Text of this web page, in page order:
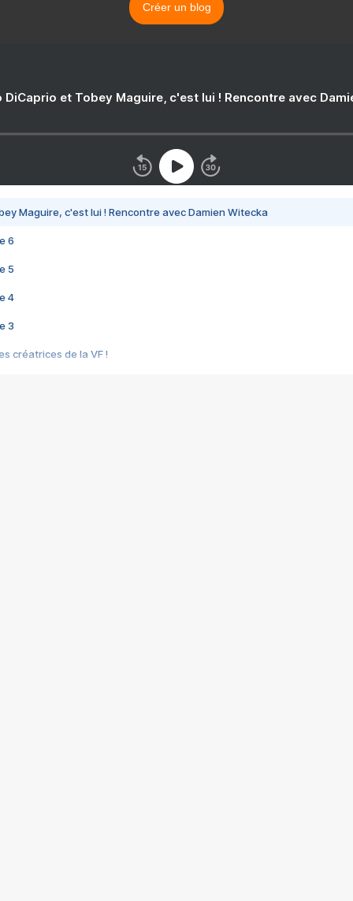
Créer un blog
DiCaprio et Tobey Maguire, c'est lui ! Rencontre avec
Maguire, c'est lui ! Rencontre avec Damien Witecka
6
5
4
3
créatrices de la VF !